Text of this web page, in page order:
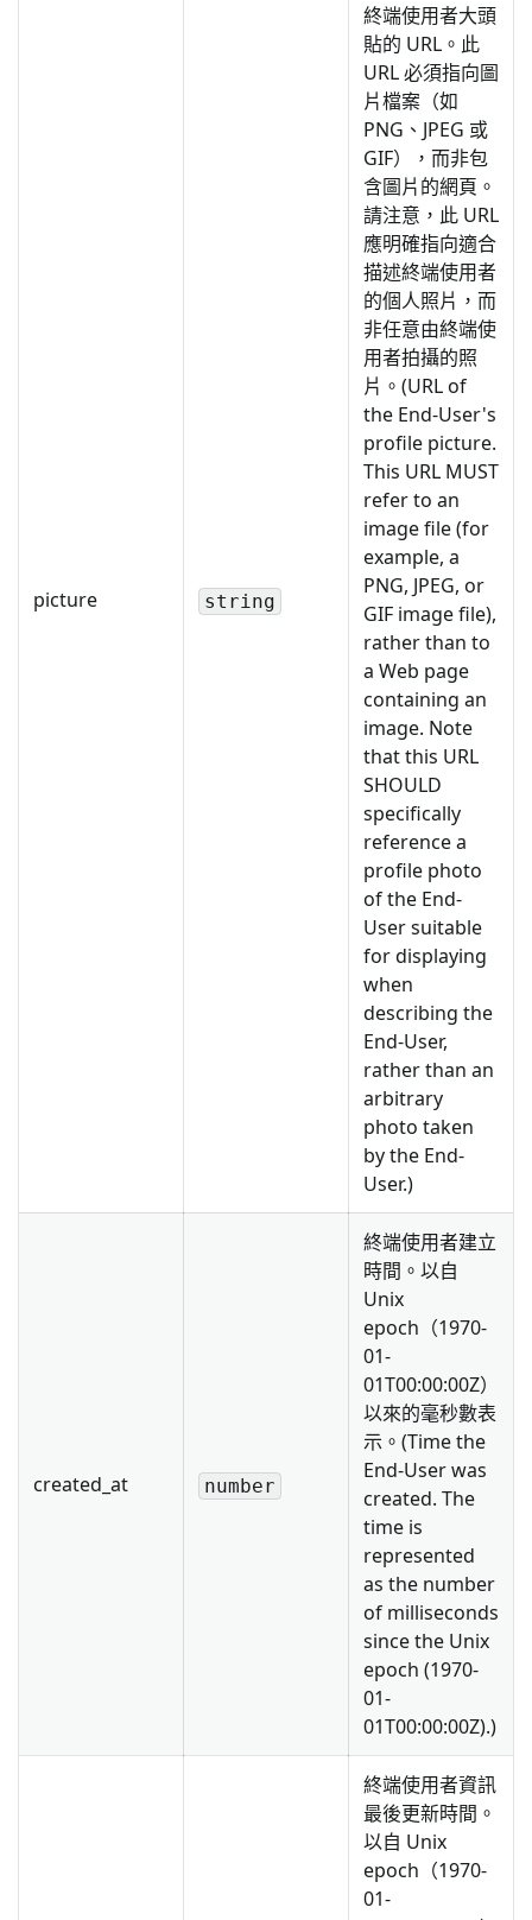
picture string
終端使用者大頭
貼的 URL。此
URL 必須指向圖
片檔案（如
PNG、JPEG 或
GIF），而非包
含圖片的網頁。
請注意，此 URL
應明確指向適合
描述終端使用者
的個人照片，而
非任意由終端使
用者拍攝的照
片。(URL of
the End-User's
profile picture.
This URL MUST
refer to an
image file (for
example, a
PNG, JPEG, or
GIF image file),
rather than to
a Web page
containing an
image. Note
that this URL
SHOULD
specifically
reference a
profile photo
of the End-
User suitable
for displaying
when
describing the
End-User,
rather than an
arbitrary
photo taken
by the End-
User.)
created_at number
終端使用者建立
時間。以自
Unix
epoch（1970-
01-
01T00:00:00Z）
以來的毫秒數表
示。(Time the
End-User was
created. The
time is
represented
as the number
of milliseconds
since the Unix
epoch (1970-
01-
01T00:00:00Z).)
終端使用者資訊
最後更新時間。
以自 Unix
epoch（1970-
01-